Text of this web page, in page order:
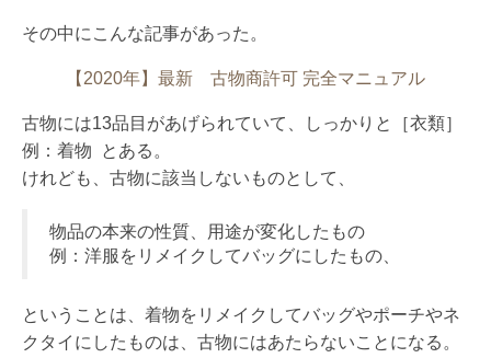
その中にこんな記事があった。
【2020年】最新 古物商許可 完全マニュアル
古物には13品目があげられていて、しっかりと［衣類］
例：着物 とある。
けれども、古物に該当しないものとして、
物品の本来の性質、用途が変化したもの
例：洋服をリメイクしてバッグにしたもの、
ということは、着物をリメイクしてバッグやポーチやネ
クタイにしたものは、古物にはあたらないことになる。